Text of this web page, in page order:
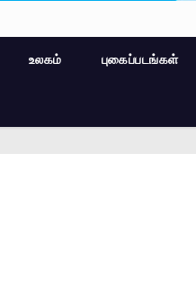
உலகம் புகைப்படங்கள்